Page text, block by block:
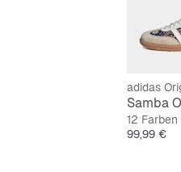
das Liberty Branding auf
individuellen Touch sorgt.
und bietet aktiven Kids
regulären Passform und
dieser Schuh Komfort und
adidas
Samba
12 Farben
Preis
99,99 €